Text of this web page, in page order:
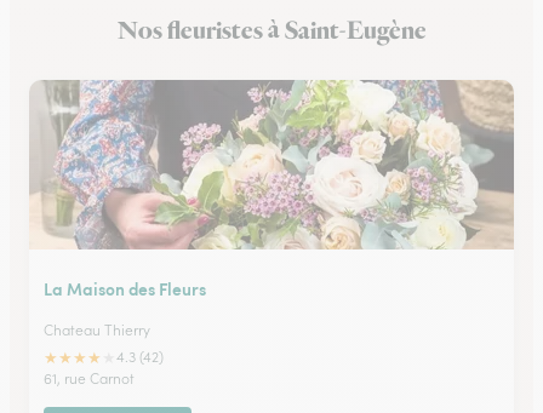
Fleuristes à Chauny
Nos fleuristes à Saint-Eugène
La Maison des Fleurs
Chateau Thierry
★★★★
4.3 (42)
61, rue Carnot